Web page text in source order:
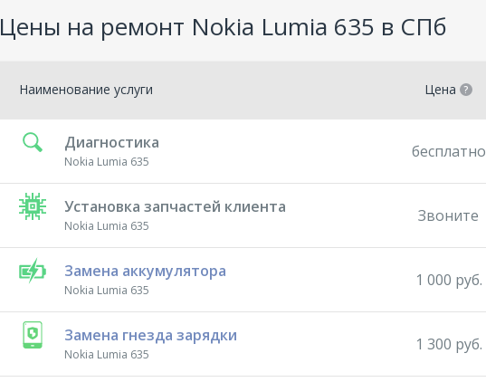
Цены на ремонт Nokia Lumia 635 в СПб
Наименование услуги Цена
Диагностика
Nokia Lumia 635
бесплатно
Установка запчастей клиента
Nokia Lumia 635
Звоните
Замена аккумулятора
Nokia Lumia 635
1 000 руб.
Замена гнезда зарядки
Nokia Lumia 635
1 300 руб.